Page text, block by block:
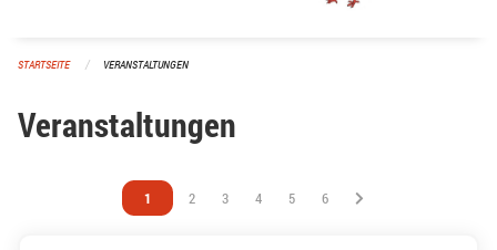
STARTSEITE VERANSTALTUNGEN
Veranstaltungen
Vous êtes sur la page
1 Vous êtes sur la page
2 Vous êtes sur la page
3 Vous êtes sur la page
4 Vous êtes sur la page
5 Vous êtes sur la page
6